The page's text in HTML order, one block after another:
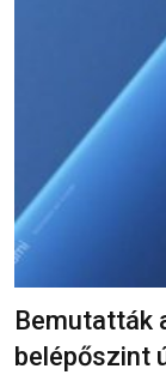
Bemutatták
belépőszint